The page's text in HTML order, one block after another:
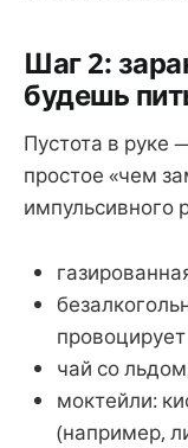
Шаг 2:
будешь
Пустота в руке
простое «чем
импульсивного
провоцирует
чай со
моктейли:
(например,